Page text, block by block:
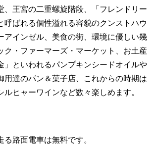
、王宮の二重螺旋階段、「フレンドリー
呼ばれる個性溢れる容貌のクンストハウ
アインゼル、美食の街、環境に優しい幾
ク・ファーマーズ・マーケット、お土産
」といわれるパンプキンシードオイルや
用達のパン＆菓子店、これからの時期は
ルヒャーワインなど数々楽しめます。
る路面電車は無料です。